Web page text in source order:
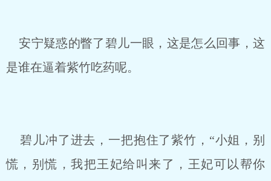
安宁疑惑的瞥了碧儿一眼，这是怎么回事，这
是谁在逼着紫竹吃药呢。
碧儿冲了进去，一把抱住了紫竹，“小姐，别
慌，别慌，我把王妃给叫来了，王妃可以帮你